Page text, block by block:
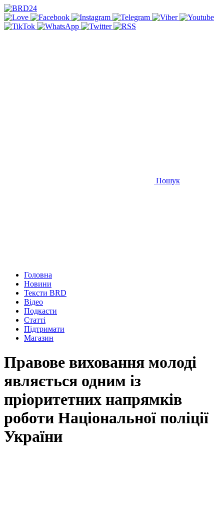
Пошук
Головна
Новини
Тексти BRD
Відео
Подкасти
Статті
Підтримати
Магазин
Правове виховання молоді
являється одним із
пріоритетних напрямків
роботи Національної поліції
України